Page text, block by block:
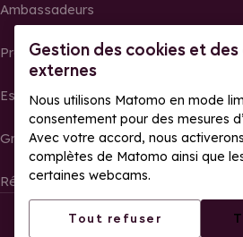
Gestion des cookies et
externes
Nous utilisons Matomo en mode
consentement pour des mesures
Avec votre accord, nous
complètes de Matomo ainsi que
certaines webcams.
Tout refuser
Ambassadeurs
Propriétaires
Espace presse
Groupes, séminaires et tour operator
Résultats et photos de courses
Tous droits réservés
Mentions